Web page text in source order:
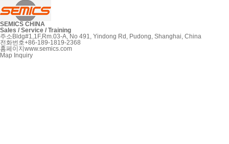
SEMICS CHINA
Sales / Service / Training
주소 Bldg#1,1F,Rm.03-A, No 491, Yindong Rd, Pudong, Shanghai, China
전화번호+86-189-1819-2368
홈페이지 www.semics.com
Map Inquiry